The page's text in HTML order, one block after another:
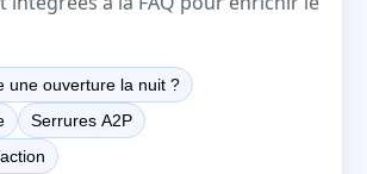
une ouverture la nuit ?
Serrures A2P